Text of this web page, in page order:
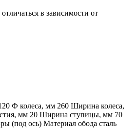
в зависимости от
Ф колеса, мм 260 Ширина колеса,
мм 20 Ширина ступицы, мм 70
(под ось) Материал обода сталь